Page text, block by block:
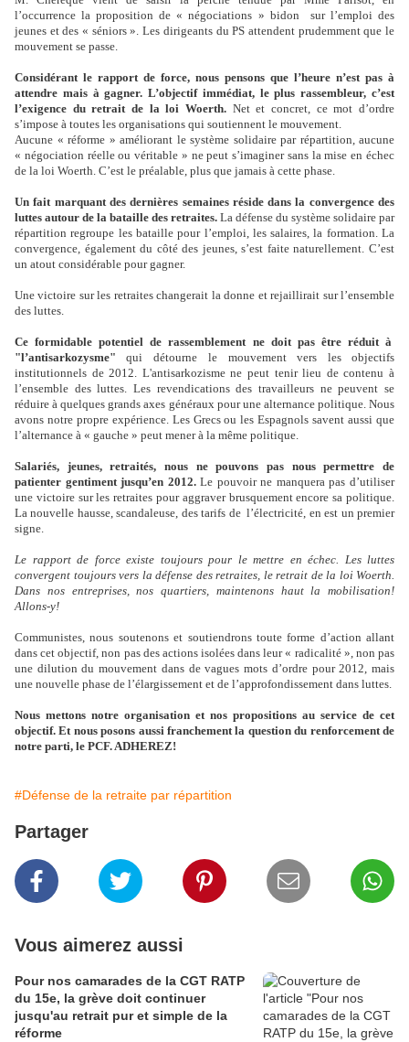
l’occurrence la proposition de « négociations » bidon sur l’emploi des
jeunes et des « séniors ». Les dirigeants du PS attendent prudemment que le
mouvement se passe.
Considérant le rapport de force, nous pensons que l’heure n’est pas à
attendre mais à gagner. L’objectif immédiat, le plus rassembleur, c’est
l’exigence du retrait de la loi Woerth. Net et concret, ce mot d’ordre
s’impose à toutes les organisations qui soutiennent le mouvement.
Aucune « réforme » améliorant le système solidaire par répartition, aucune
« négociation réelle ou véritable » ne peut s’imaginer sans la mise en échec
de la loi Woerth. C’est le préalable, plus que jamais à cette phase.
Un fait marquant des dernières semaines réside dans la convergence des
luttes autour de la bataille des retraites. La défense du système solidaire par
répartition regroupe les bataille pour l’emploi, les salaires, la formation. La
convergence, également du côté des jeunes, s’est faite naturellement. C’est
un atout considérable pour gagner.
Une victoire sur les retraites changerait la donne et rejaillirait sur l’ensemble
des luttes.
Ce formidable potentiel de rassemblement ne doit pas être réduit à
"l’antisarkozysme" qui détourne
le mouvement vers les objectifs
institutionnels de 2012. L'antisarkozisme ne peut tenir lieu de contenu à
l’ensemble des luttes. Les revendications des travailleurs ne peuvent se
réduire à quelques grands axes généraux pour une alternance politique. Nous
avons notre propre expérience. Les Grecs ou les Espagnols savent aussi que
l’alternance à « gauche » peut mener à la même politique.
Salariés, jeunes, retraités, nous ne pouvons pas nous permettre de
patienter gentiment jusqu’en 2012.Le pouvoir ne manquera pas d’utiliser
une victoire sur les retraites pour aggraver brusquement encore sa politique.
La nouvelle hausse, scandaleuse, des tarifs de l’électricité, en est un premier
signe.
Le rapport de force existe toujours pour le mettre en échec. Les luttes
convergent toujours vers la défense des retraites, le retrait de la loi Woerth.
Dans nos entreprises, nos quartiers, maintenons haut la mobilisation!
Allons-y!
Communistes, nous soutenons et soutiendrons toute forme d’action allant
dans cet objectif, non pas des actions isolées dans leur « radicalité », non pas
une dilution du mouvement dans de vagues mots d’ordre pour 2012, mais
une nouvelle phase de l’élargissement et de l’approfondissement dans luttes.
Nous mettons notre organisation et nos propositions au service de cet
objectif. Et nous posons aussi franchement la question du renforcement de
notre parti, le PCF. ADHEREZ!
#Défense de la retraite par répartition
Partager
Vous aimerez aussi
Pour nos camarades de la CGT RATP
du 15e, la grève doit continuer
jusqu'au retrait pur et simple de la
réforme